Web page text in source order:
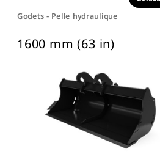
Godets - Pelle hydraulique
1600 mm (63 in)